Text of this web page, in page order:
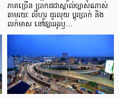
ភាគ​ច្រើន ប្រាកដ​ជា​ស្គាល់​ច្បាស់​ណាស់
តាមរយៈ លីហួរ ដូរ​លុយ ប្តូរ​បា្រក់ និង​
លក់​មាស នៅ​ផ្សារ​អូរ​ឫ…